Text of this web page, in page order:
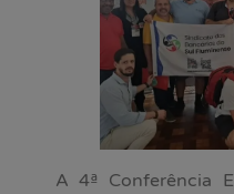
A 4ª Conferência